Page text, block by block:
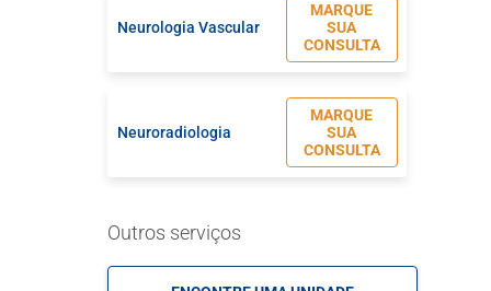
Neurologia Vascular
MARQUE
SUA
CONSULTA
Neuroradiologia
MARQUE
SUA
CONSULTA
Outros serviços